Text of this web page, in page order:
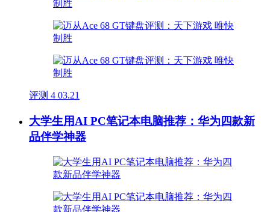
评测 4 03.21
大学生用AI PC笔记本电脑推荐：华为四款新
品伴学神器